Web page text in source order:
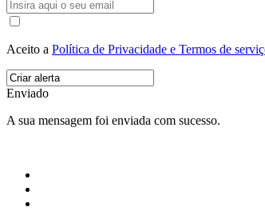
Aceito a Política de Privacidade e Termos de
Enviado
A sua mensagem foi enviada com sucesso.